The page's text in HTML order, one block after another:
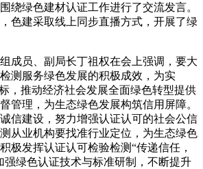
绕绿色建材认证工作进行了交流发言。
色建采取线上同步直播方式，开展了绿
成员、副局长丁祖权在会上强调，要大
测服务绿色发展的积极成效，为实
，推动经济社会发展全面绿色转型提供
管理，为生态绿色发展构筑信用屏障。
信建设，努力增强认证认可的社会公信
从业机构要找准行业定位，为生态绿色
极发挥认证认可检验检测“传递信任，
强绿色认证技术与标准研制，不断提升